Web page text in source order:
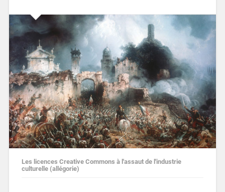
Les licences Creative Commons à l'assaut de l'industrie
culturelle (allégorie)